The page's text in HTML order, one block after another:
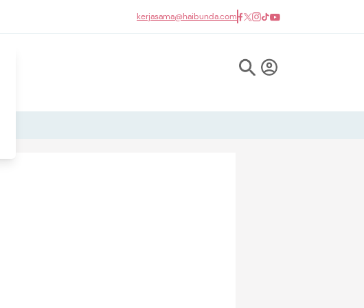
kerjasama@haibunda.com